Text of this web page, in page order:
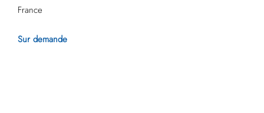
France
Sur demande